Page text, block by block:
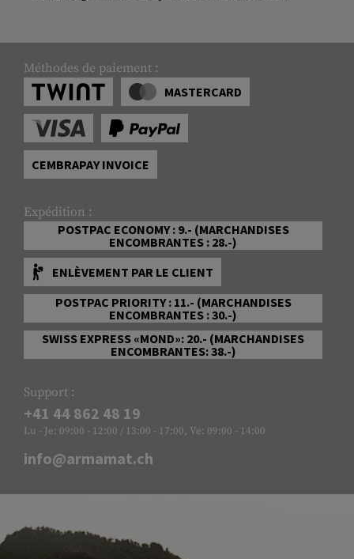
Méthodes de paiement :
MASTERCARD
CEMBRAPAY INVOICE
Expédition :
POSTPAC ECONOMY : 9.- (MARCHANDISES
ENCOMBRANTES : 28.-)
ENLÈVEMENT PAR LE CLIENT
POSTPAC PRIORITY : 11.- (MARCHANDISES
ENCOMBRANTES : 30.-)
SWISS EXPRESS «MOND»: 20.- (MARCHANDISES
ENCOMBRANTES: 38.-)
Support :
+41 44 862 48 19
Lu - Je: 09:00 - 12:00 / 13:00 - 17:00, Ve: 09:00 - 14:00
info@armamat.ch